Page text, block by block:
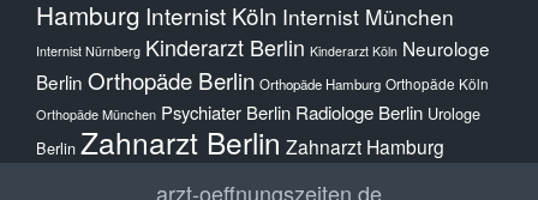
Hamburg Internist Köln Internist München
Internist Nürnberg Kinderarzt Berlin Kinderarzt Köln Neurologe
Berlin Orthopäde Berlin Orthopäde Hamburg Orthopäde Köln
Orthopäde München Psychiater Berlin Radiologe Berlin Urologe
Berlin Zahnarzt Berlin Zahnarzt Hamburg
arzt-oeffnungszeiten.de